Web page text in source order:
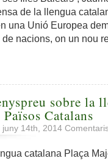
de la llengua
una Unió Europea
de nacions, on un nou
sobre la
Catalans
juny 14th, 2014
catalana Plaça